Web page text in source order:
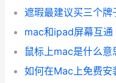
遮瑕最建议买三个牌
鼠标上mac是什么
如何在Mac上免费安